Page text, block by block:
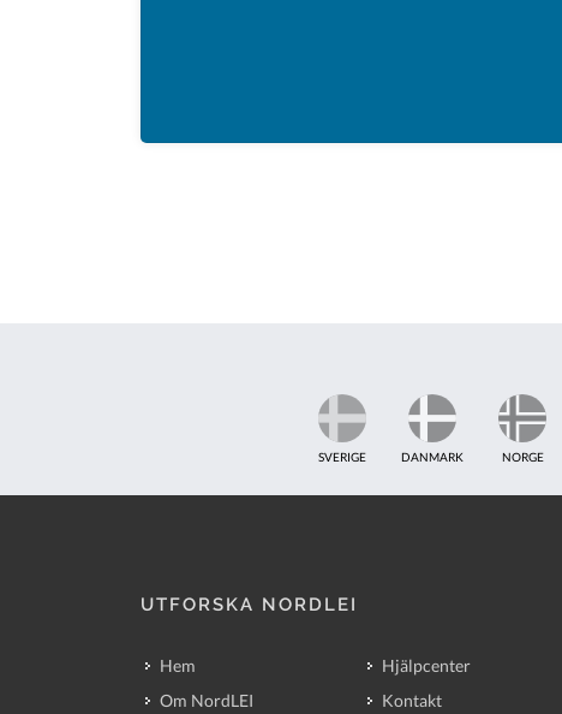
SVERIGE DANMARK NORGE
UTFORSKA NORDLEI
Hem
Om NordLEI
Hjälpcenter
Kontakt